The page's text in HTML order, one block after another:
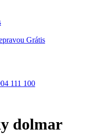
Grátis
111 100
dolmar